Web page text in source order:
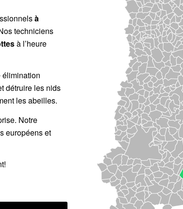
à
techniciens
à l’heure
élimination
détruire les nids
les abeilles.
Notre
européens et